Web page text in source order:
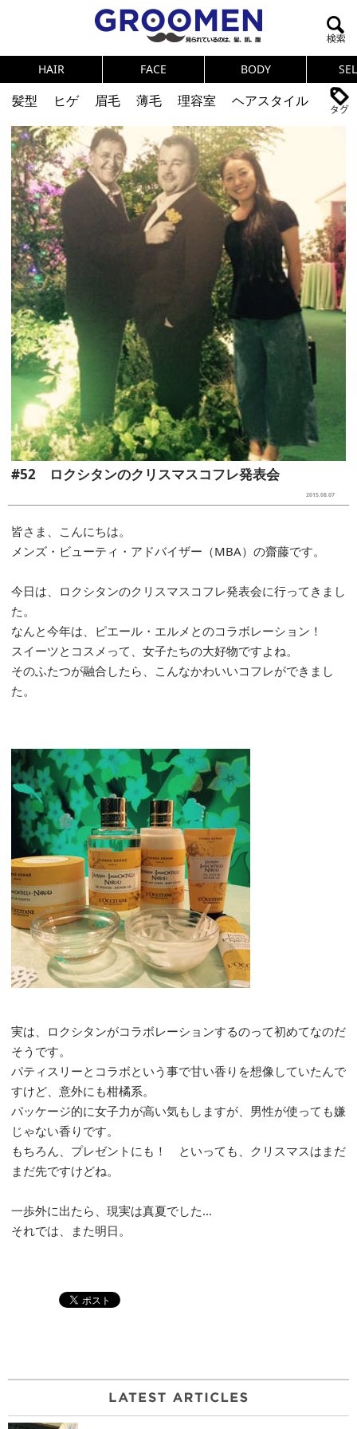
HAIR FACE BODY
髪型 ヒゲ 眉毛 薄毛 理容室
ヘアスタイル
ヘアカタログ
体臭 ニオイ
連載
メンズコスメ
NEWS PICK UP 筋肉
女の本音
テストステロン
海外セレブ 眉毛
メタボ
健康
スキンケア 食事
調査結果
トレーニング
頭皮ケア
ダイエット
#52 ロクシタンのクリスマスコフレ発表会
2015.08.07
皆さま、こんにちは。
メンズ・ビューティ・アドバイザー（MBA）の齋藤です。
今日は、ロクシタンのクリスマスコフレ発表会に行ってきまし
た。
なんと今年は、ピエール・エルメとのコラボレーション！
スイーツとコスメって、女子たちの大好物ですよね。
そのふたつが融合したら、こんなかわいいコフレができまし
た。
実は、ロクシタンがコラボレーションするのって初めてなのだ
そうです。
パティスリーとコラボという事で甘い香りを想像していたんで
すけど、意外にも柑橘系。
パッケージ的に女子力が高い気もしますが、男性が使っても嫌
じゃない香りです。
もちろん、プレゼントにも！ といっても、クリスマスはまだ
まだ先ですけどね。
一歩外に出たら、現実は真夏でした…
それでは、また明日。